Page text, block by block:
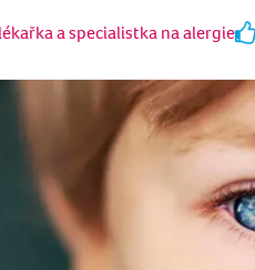
a specialistka na alergie